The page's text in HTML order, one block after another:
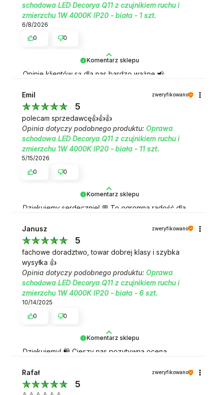
Komentarz sklepu
Opinie klientów są dla nas bardzo ważne 📢
schodowa LED Decorya Q11 z czujnikiem ruchu i
zmierzchu 1W 4000K IP20 - biała - 1 szt.
6/8/2026
0
0
Komentarz sklepu
Dziękujemy serdecznie! 💬 To ogromna radość dla
Emil zweryfikowano
5
polecam sprzedawcę👍️👍️👍️
Opinia dotyczy podobnego produktu: Oprawa
schodowa LED Decorya Q11 z czujnikiem ruchu i
zmierzchu 1W 4000K IP20 - biała - 11 szt.
5/15/2026
0
0
Komentarz sklepu
Dziękujemy! 🛍️ Cieszy nas pozytywna ocena
Janusz zweryfikowano
5
fachowe doradztwo, towar dobrej klasy i szybka
wysyłka 👍️
Opinia dotyczy podobnego produktu: Oprawa
schodowa LED Decorya Q11 z czujnikiem ruchu i
zmierzchu 1W 4000K IP20 - biała - 6 szt.
10/14/2025
0
0
Rafał zweryfikowano
5